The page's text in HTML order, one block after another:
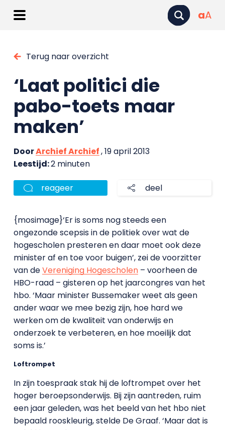
aA
Terug naar overzicht
‘Laat politici die
pabo-toets maar
maken’
DoorArchief Archief, 19 april 2013
Leestijd:2 minuten
reageer deel
{mosimage}‘Er is soms nog steeds een
ongezonde scepsis in de politiek over wat de
hogescholen presteren en daar moet ook deze
minister af en toe voor buigen’, zei de voorzitter
van deVereniging Hogescholen– voorheen de
HBO-raad – gisteren op het jaarcongres van het
hbo. ‘Maar minister Bussemaker weet als geen
ander waar we mee bezig zijn, hoe hard we
werken om de kwaliteit van onderwijs en
onderzoek te verbeteren, en hoe moeilijk dat
soms is.’
Loftrompet
In zijn toespraak stak hij de loftrompet over het
hoger beroepsonderwijs. Bij zijn aantreden, ruim
een jaar geleden, was het beeld van het hbo niet
bepaald rooskleurig, stelde De Graaf. ‘Maar dat is